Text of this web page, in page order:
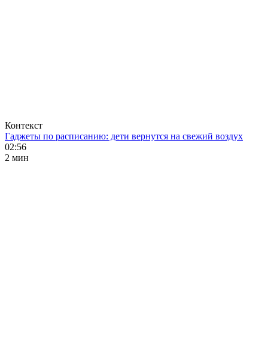
Контекст
Гаджеты по расписанию: дети вернутся на свежий воздух
02:56
2 мин